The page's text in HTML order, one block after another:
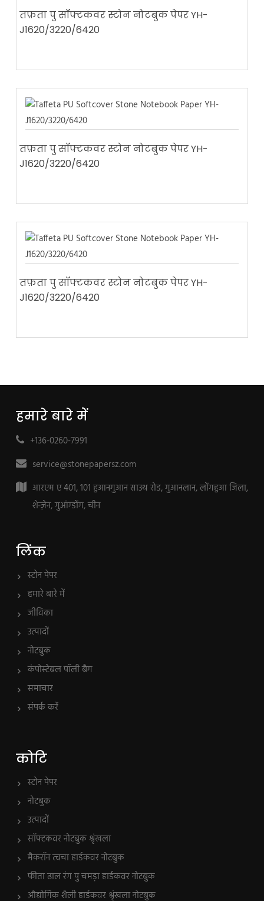
तफ़ता पु सॉफ्टकवर स्टोन नोटबुक पेपर YH-
J1620/3220/6420
तफ़ता पु सॉफ्टकवर स्टोन नोटबुक पेपर YH-
J1620/3220/6420
तफ़ता पु सॉफ्टकवर स्टोन नोटबुक पेपर YH-
J1620/3220/6420
हमारे बारे में
+136-0260-7991
service@stonepapersz.com
आरएम ए 401, 101 हुआनगुआन साउथ रोड, गुआनलान, लोंगहुआ जिला,
शेन्ज़ेन, गुआंग्डोंग, चीन
लिंक
स्टोन पेपर
हमारे बारे में
जीविका
उत्पादों
नोटबुक
कंपोस्टेबल पॉली बैग
समाचार
संपर्क करें
कोटि
स्टोन पेपर
नोटबुक
उत्पादों
सॉफ्टकवर नोटबुक श्रृंखला
मैकरॉन त्वचा हार्डकवर नोटबुक
फीता ढाल रंग पु चमड़ा हार्डकवर नोटबुक
औद्योगिक शैली हार्डकवर श्रृंखला नोटबुक